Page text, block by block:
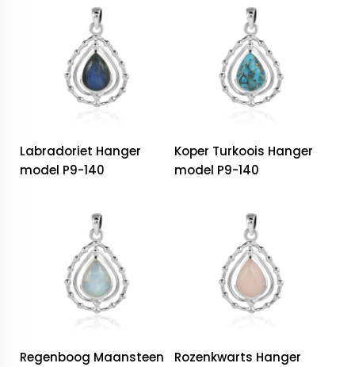
Labradoriet Hanger
model P9-140
Koper Turkoois Hanger
model P9-140
Regenboog Maansteen
Rozenkwarts Hanger